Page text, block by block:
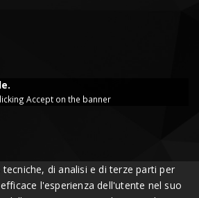
Accept on the banner
di analisi e di terze parti per
l'esperienza dell'utente nel suo